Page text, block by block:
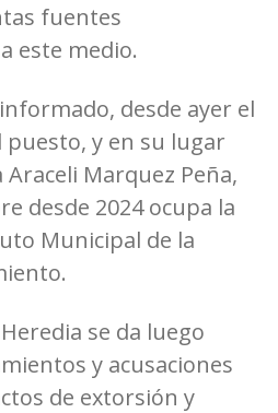
fuentes
este medio.
desde ayer el
y en su lugar
Marquez Peña,
desde 2024 ocupa la
Municipal de la
se da luego
y acusaciones
de extorsión y